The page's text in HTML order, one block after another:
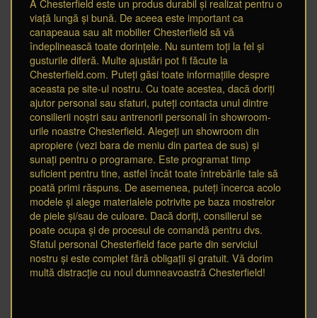
A Chesterfield este un produs durabil și realizat pentru o
viață lungă și bună. De aceea este important ca
canapeaua sau alt mobilier Chesterfield să vă
îndeplinească toate dorințele. Nu suntem toți la fel și
gusturile diferă. Multe ajustări pot fi făcute la
Chesterfield.com. Puteți găsi toate informațiile despre
aceasta pe site-ul nostru. Cu toate acestea, dacă doriți
ajutor personal sau sfaturi, puteți contacta unul dintre
consilierii noștri sau antrenorii personali în showroom-
urile noastre Chesterfield. Alegeți un showroom din
apropiere (vezi bara de meniu din partea de sus) și
sunați pentru o programare. Este programat timp
suficient pentru tine, astfel încât toate întrebările tale să
poată primi răspuns. De asemenea, puteți încerca acolo
modele și alege materialele potrivite pe baza mostrelor
de piele și/sau de culoare. Dacă doriți, consilierul se
poate ocupa și de procesul de comandă pentru dvs.
Sfatul personal Chesterfield face parte din serviciul
nostru și este complet fără obligații și gratuit. Vă dorim
multă distracție cu noul dumneavoastră Chesterfield!